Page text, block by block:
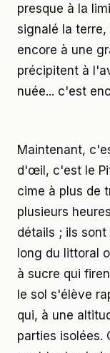
presque à la
signalé la
encore à une
précipitent à
nuée... c'est
Maintenant,
d'œil, c'est le
cime à plus de
plusieurs
détails ; ils
long du littoral
à sucre qui
le sol s'élève
qui, à une
parties isolées.